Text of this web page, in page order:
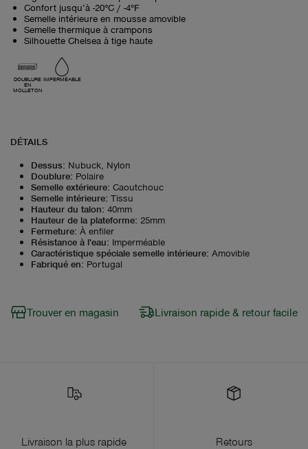
Confort jusqu’à -20°C / -4°F
Semelle intérieure en mousse amovible
Semelle thermique à crampons
Silhouette Chelsea à tige haute
DOUBLURE
EN
MOLLETON
IMPERMÉABLE
DÉTAILS
Dessus: Nubuck, Nylon
Doublure: Polaire
Semelle extérieure: Caoutchouc
Semelle intérieure: Tissu
Hauteur du talon: 40mm
Hauteur de la plateforme: 25mm
Fermeture: À enfiler
Résistance à l'eau: Imperméable
Caractéristique spéciale semelle intérieure: Amovible
Fabriqué en: Portugal
Trouver en magasin Livraison rapide & retour facile
Livraison la plus rapide
Retours